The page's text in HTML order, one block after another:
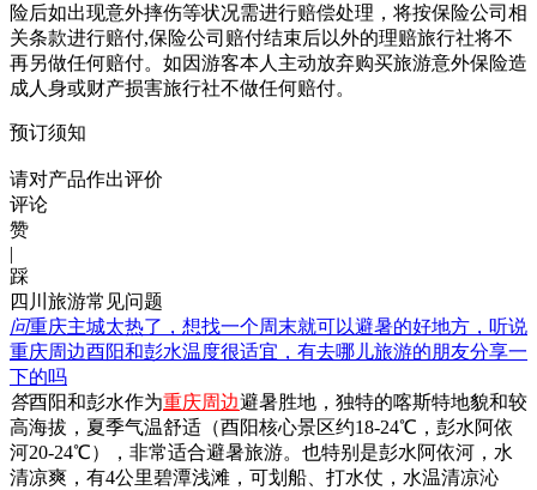
险后如出现意外摔伤等状况需进行赔偿处理，将按保险公司相
关条款进行赔付,保险公司赔付结束后以外的理赔旅行社将不
再另做任何赔付。如因游客本人主动放弃购买旅游意外保险造
成人身或财产损害旅行社不做任何赔付。
预订须知
请对产品作出评价
评论
赞
|
踩
四川旅游常见问题
问重庆主城太热了，想找一个周末就可以避暑的好地方，听说
重庆周边酉阳和彭水温度很适宜，有去哪儿旅游的朋友分享一
下的吗
答酉阳和彭水作为重庆周边避暑胜地，独特的喀斯特地貌和较
高海拔，夏季气温舒适（酉阳核心景区约18-24℃，彭水阿依
河20-24℃），非常适合避暑旅游。也特别是彭水阿依河，水
清凉爽，有4公里碧潭浅滩，可划船、打水仗，水温清凉沁